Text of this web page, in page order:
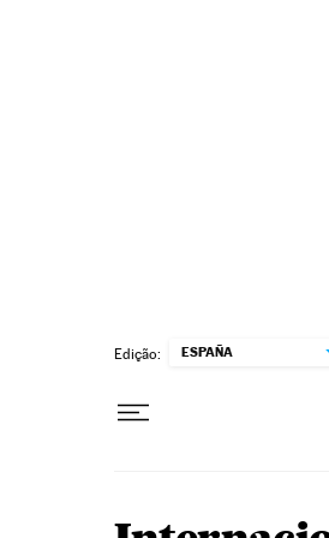
Edição: ESPAÑA